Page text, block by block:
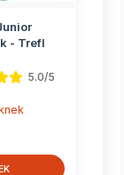
- Trefl
5.0/5